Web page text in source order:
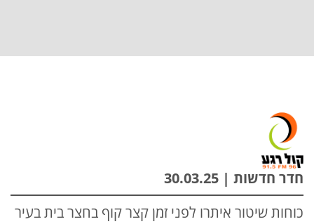
חדר חדשות | 30.03.25
כוחות שיטור איתרו לפני זמן קצר קוף בחצר בית בעיר